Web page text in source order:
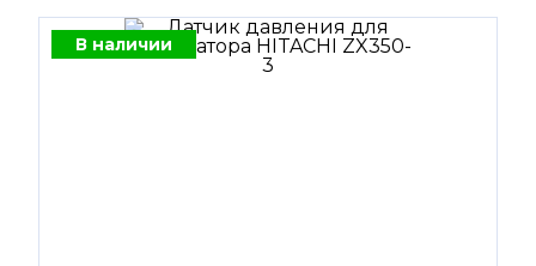
В наличии